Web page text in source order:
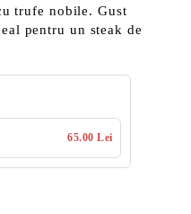
trufe nobile. Gust
pentru un steak de
65.00 Lei